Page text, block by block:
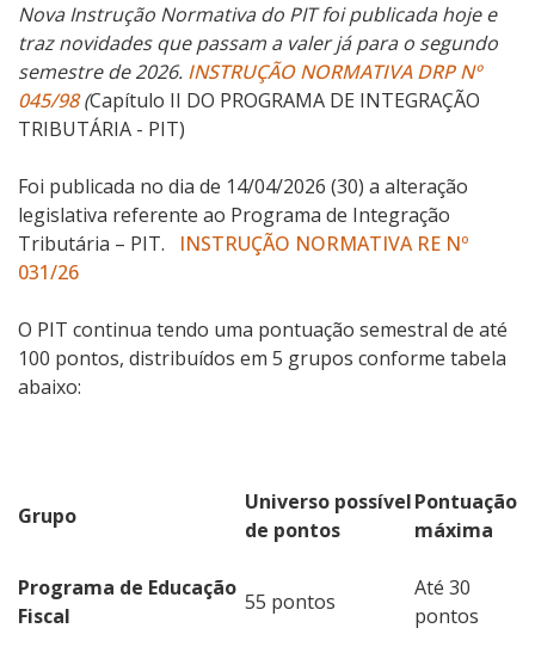
Nova Instrução Normativa do PIT foi publicada hoje e
traz novidades que passam a valer já para o segundo
semestre de 2026. INSTRUÇÃO NORMATIVA DRP Nº
045/98(Capítulo II DO PROGRAMA DE INTEGRAÇÃO
TRIBUTÁRIA - PIT)
Foi publicada no dia de 14/04/2026 (30) a alteração
legislativa referente ao Programa de Integração
Tributária – PIT. INSTRUÇÃO NORMATIVA RE Nº
031/26
O PIT continua tendo uma pontuação semestral de até
100 pontos, distribuídos em 5 grupos conforme tabela
abaixo:
Grupo
Universo possível
de pontos
Pontuação
máxima
Programa de Educação
Fiscal
55 pontos
Até 30
pontos